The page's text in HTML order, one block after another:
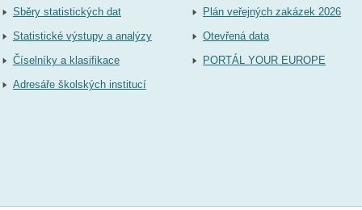
Sběry statistických dat
Statistické výstupy a analýzy
Číselníky a klasifikace
Adresáře školských institucí
Plán veřejných zakázek 2026
Otevřená data
PORTÁL YOUR EUROPE